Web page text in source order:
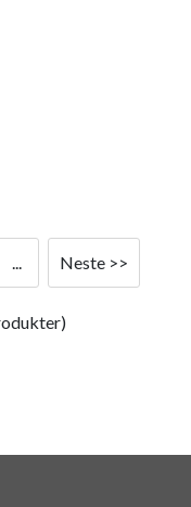
... Neste >>